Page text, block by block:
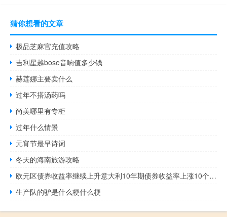
猜你想看的文章
极品芝麻官充值攻略
吉利星越bose音响值多少钱
赫莲娜主要卖什么
过年不搭汤药吗
尚美哪里有专柜
过年什么情景
元宵节最早诗词
冬天的海南旅游攻略
欧元区债券收益率继续上升意大利10年期债券收益率上涨10个基点至4.765%德国10年期国债收益率上涨6.5个基点达到2.782%
生产队的驴是什么梗什么梗